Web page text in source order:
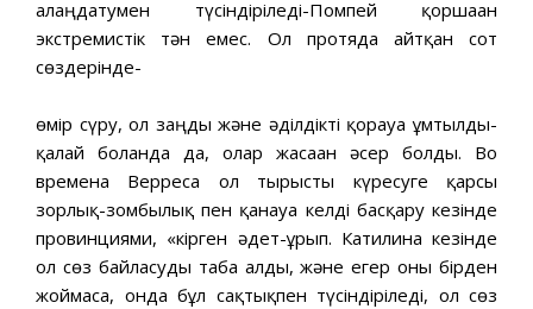
алаңдатумен түсіндіріледі-Помпей қоршаған
экстремистік тән емес. Ол протяда айтқан сот
сөздерінде-
өмір сүру, ол заңды және әділдікті қорғауға ұмтылды-
қалай болғанда да, олар жасаған әсер болды. Во
времена Верреса ол тырысты күресуге қарсы
зорлық-зомбылық пен қанауға келді басқару кезінде
провинциями, «кірген әдет-ғұрып. Катилина кезінде
ол сөз байласуды таба алды, және егер оны бірден
жоймаса, онда бұл сақтықпен түсіндіріледі, ол сөз